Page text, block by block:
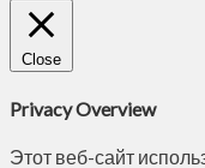
Close
Privacy Overview
Этот веб-сайт